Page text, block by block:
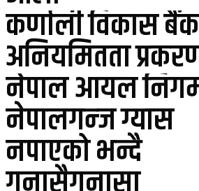
कर्णाली विकास बैंक
अनियमितता
नेपाल आयल
नेपालगन्ज ग्यास
नपाएको भन्दै